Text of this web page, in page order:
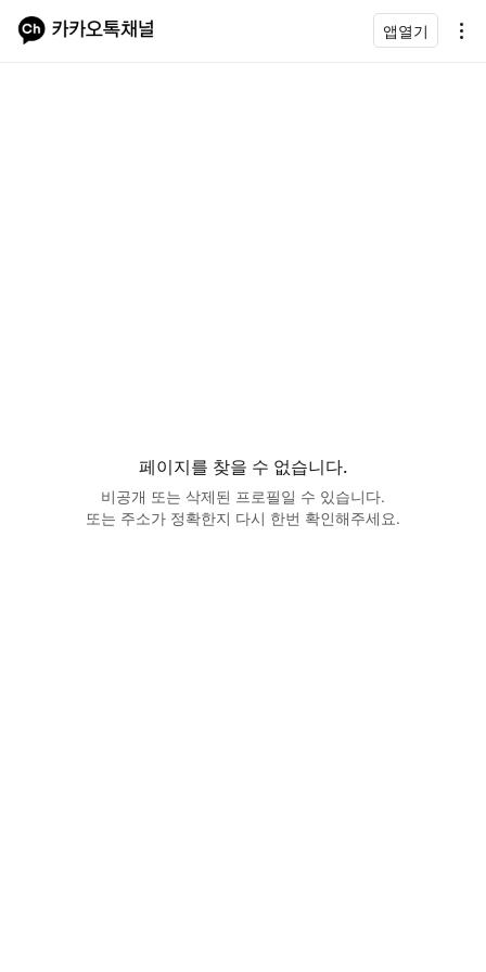
앱열기
페이지를 찾을 수 없습니다.
비공개 또는 삭제된 프로필일 수 있습니다.
또는 주소가 정확한지 다시 한번 확인해주세요.